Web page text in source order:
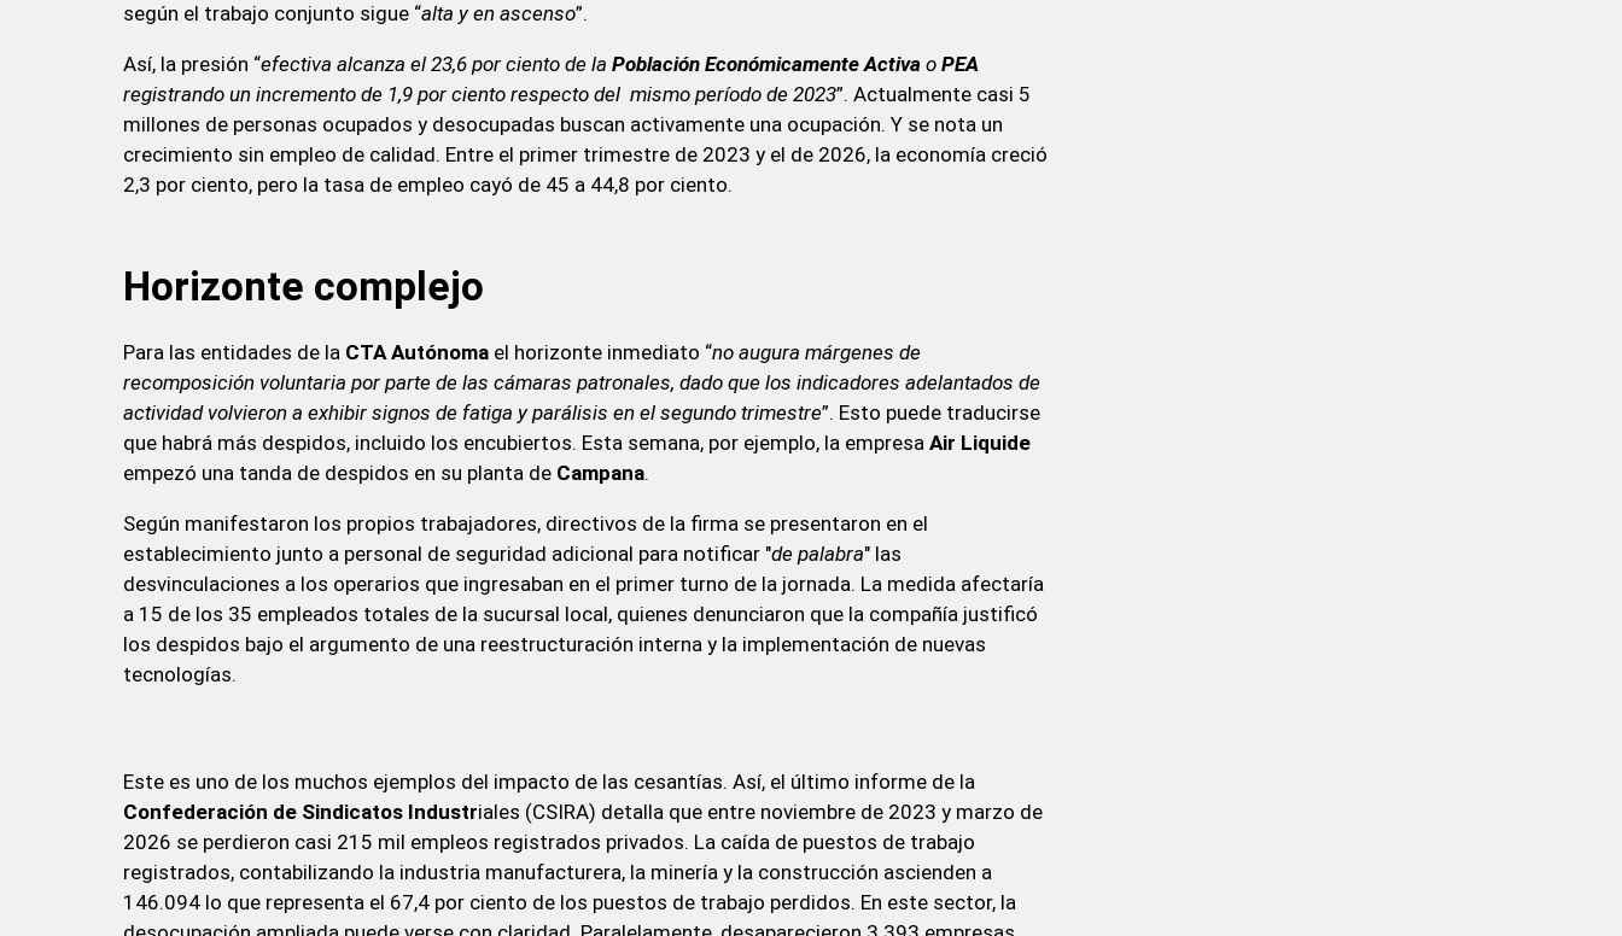
según el trabajo conjunto sigue “alta y en ascenso”.
Así, la presión “efectiva alcanza el 23,6 por ciento de la Población Económicamente Activa o PEA
registrando un incremento de 1,9 por ciento respecto del mismo período de 2023”. Actualmente casi 5
millones de personas ocupados y desocupadas buscan activamente una ocupación. Y se nota un
crecimiento sin empleo de calidad. Entre el primer trimestre de 2023 y el de 2026, la economía creció
2,3 por ciento, pero la tasa de empleo cayó de 45 a 44,8 por ciento.
Horizonte complejo
Para las entidades de la CTA Autónoma el horizonte inmediato “no augura márgenes de
recomposición voluntaria por parte de las cámaras patronales, dado que los indicadores adelantados de
actividad volvieron a exhibir signos de fatiga y parálisis en el segundo trimestre”. Esto puede traducirse
que habrá más despidos, incluido los encubiertos. Esta semana, por ejemplo, la empresa Air Liquide
empezó una tanda de despidos en su planta de Campana.
Según manifestaron los propios trabajadores, directivos de la firma se presentaron en el
establecimiento junto a personal de seguridad adicional para notificar "de palabra" las
desvinculaciones a los operarios que ingresaban en el primer turno de la jornada. La medida afectaría
a 15 de los 35 empleados totales de la sucursal local, quienes denunciaron que la compañía justificó
los despidos bajo el argumento de una reestructuración interna y la implementación de nuevas
tecnologías.
Este es uno de los muchos ejemplos del impacto de las cesantías. Así, el último informe de la
Confederación de Sindicatos Industriales (CSIRA) detalla que entre noviembre de 2023 y marzo de
2026 se perdieron casi 215 mil empleos registrados privados. La caída de puestos de trabajo
registrados, contabilizando la industria manufacturera, la minería y la construcción ascienden a
146.094 lo que representa el 67,4 por ciento de los puestos de trabajo perdidos. En este sector, la